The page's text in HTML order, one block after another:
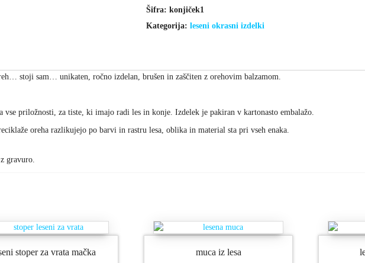
Šifra: konjiček1
Kategorija: leseni okrasni izdelki
stoji sam… unikaten, ročno izdelan, brušen in zaščiten z orehovim balzamom.
priložnosti, za tiste, ki imajo radi les in konje. Izdelek je pakiran v kartonasto embalažo.
oreha razlikujejo po barvi in rastru lesa, oblika in material sta pri vseh enaka.
gravuro.
stoper za vrata mačka muca iz lesa